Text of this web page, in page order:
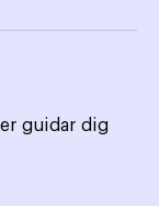
guidar dig